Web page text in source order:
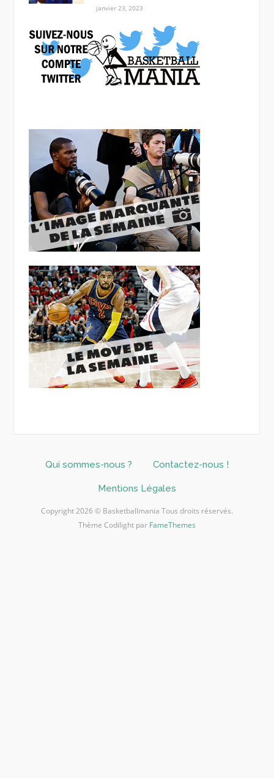
janvier 23, 2023
Qui sommes-nous ? Contactez-nous !
Mentions Légales
Copyright 2026 © Basketballmania Tous droits réservés.
Thème Codilight par FameThemes